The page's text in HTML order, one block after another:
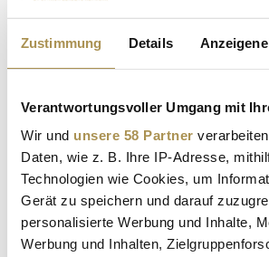
Zustimmung Details
Verantwortungsvoller Umgang mit
Wir und unsere 58 Partner
Daten, wie z. B. Ihre IP-Adresse,
Technologien wie Cookies, um
Gerät zu speichern und darauf
personalisierte Werbung und Inhalte,
Werbung und Inhalten,
Kommentar veröffentlichen
*
Kommentar:*